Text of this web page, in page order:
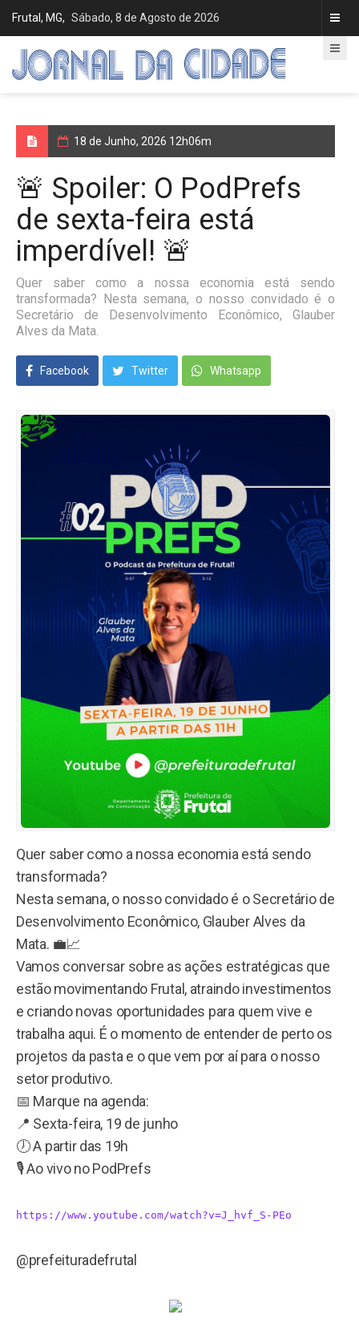
Frutal, MG, Sábado, 8 de Agosto de 2026
18 de Junho, 2026 12h06m
🚨 Spoiler: O PodPrefs
de sexta-feira está
imperdível! 🚨
Quer saber como a nossa economia está sendo
transformada? Nesta semana, o nosso convidado é o
Secretário de Desenvolvimento Econômico, Glauber
Alves da Mata.
Facebook Twitter Whatsapp
Quer saber como a nossa economia está sendo
transformada?
Nesta semana, o nosso convidado é o Secretário de
Desenvolvimento Econômico, Glauber Alves da
Mata. 💼📈
Vamos conversar sobre as ações estratégicas que
estão movimentando Frutal, atraindo investimentos
e criando novas oportunidades para quem vive e
trabalha aqui. É o momento de entender de perto os
projetos da pasta e o que vem por aí para o nosso
setor produtivo.
📅 Marque na agenda:
📍 Sexta-feira, 19 de junho
🕖 A partir das 19h
🎙️ Ao vivo no PodPrefs
https://www.youtube.com/watch?v=J_hvf_S-PEo
@prefeituradefrutal